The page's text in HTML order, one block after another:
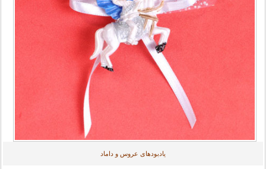
یادبودهای عروس و داماد